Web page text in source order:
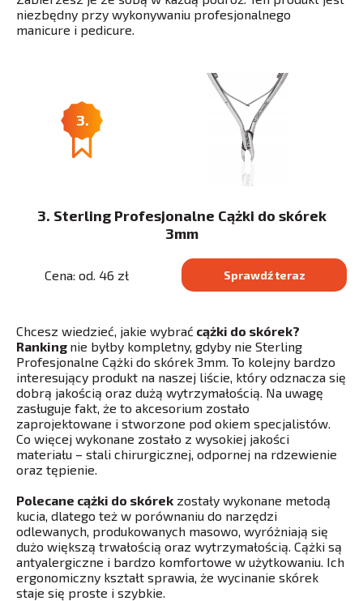
niezbędny przy wykonywaniu profesjonalnego
manicure i pedicure.
3.
3. Sterling Profesjonalne Cążki do skórek
3mm
Cena: od. 46 zł Sprawdź teraz
Chcesz wiedzieć, jakie wybrać cążki do skórek?
Ranking nie byłby kompletny, gdyby nie Sterling
Profesjonalne Cążki do skórek 3mm. To kolejny bardzo
interesujący produkt na naszej liście, który odznacza się
dobrą jakością oraz dużą wytrzymałością. Na uwagę
zasługuje fakt, że to akcesorium zostało
zaprojektowane i stworzone pod okiem specjalistów.
Co więcej wykonane zostało z wysokiej jakości
materiału – stali chirurgicznej, odpornej na rdzewienie
oraz tępienie.
Polecane cążki do skórek zostały wykonane metodą
kucia, dlatego też w porównaniu do narzędzi
odlewanych, produkowanych masowo, wyróżniają się
dużo większą trwałością oraz wytrzymałością. Cążki są
antyalergiczne i bardzo komfortowe w użytkowaniu. Ich
ergonomiczny kształt sprawia, że wycinanie skórek
staje się proste i szybkie.